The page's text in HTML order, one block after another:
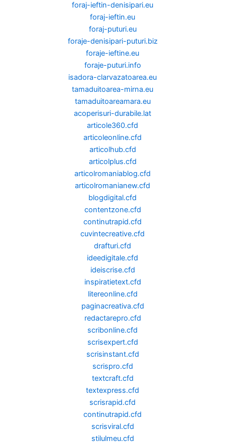
foraj-ieftin-denisipari.eu
foraj-ieftin.eu
foraj-puturi.eu
foraje-denisipari-puturi.biz
foraje-ieftine.eu
foraje-puturi.info
isadora-clarvazatoarea.eu
tamaduitoarea-mirna.eu
tamaduitoareamara.eu
acoperisuri-durabile.lat
articole360.cfd
articoleonline.cfd
articolhub.cfd
articolplus.cfd
articolromaniablog.cfd
articolromanianew.cfd
blogdigital.cfd
contentzone.cfd
continutrapid.cfd
cuvintecreative.cfd
drafturi.cfd
ideedigitale.cfd
ideiscrise.cfd
inspiratietext.cfd
litereonline.cfd
paginacreativa.cfd
redactarepro.cfd
scribonline.cfd
scrisexpert.cfd
scrisinstant.cfd
scrispro.cfd
textcraft.cfd
textexpress.cfd
scrisrapid.cfd
continutrapid.cfd
scrisviral.cfd
stilulmeu.cfd